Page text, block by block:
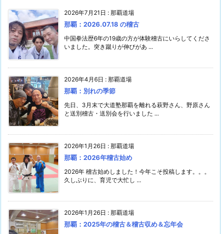
2026年7月21日 : 那覇道場
那覇：2026.07.18 の稽古
中国拳法歴6年の19歳の方が体験稽古にいらしてくださ
いました。突き蹴りが伸びがあ ...
2026年4月6日 : 那覇道場
那覇：別れの季節
先日、3月末で大道塾那覇を離れる萩野さん、野原さん
と送別稽古・送別会を行いました ...
2026年1月26日 : 那覇道場
那覇：2026年稽古始め
2026年 稽古始めしました！今年こそ投稿します。。。
久しぶりに、育児で大忙し ...
2026年1月26日 : 那覇道場
那覇：2025年の稽古＆稽古収め＆忘年会